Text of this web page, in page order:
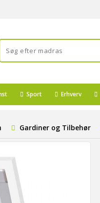
Sport Erhverv
Gardiner og Tilbehør